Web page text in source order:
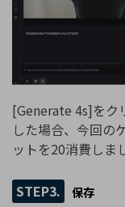
[Generate 4s]をク
した場合、今回の
ットを20消費しま
STEP3. 保存